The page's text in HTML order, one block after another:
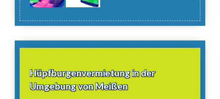
Hüpfburgenvermietung in der
Umgebung von Meißen